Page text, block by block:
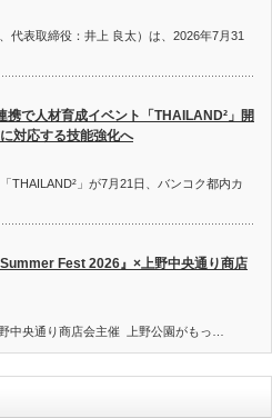
代表取締役：井上 良太）は、2026年7月31
携で人材育成イベント「THAILAND²」開
対応する技能強化へ
THAILAND²」が7月21日、バンコク都内カ
Summer Fest 2026』×上野中央通り商店
中央通り商店会主催 上野公園がもっ…